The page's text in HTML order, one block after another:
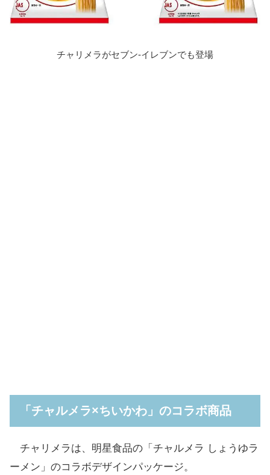
チャリメラがセブン-イレブンでも登場
「チャルメラ×ちいかわ」のコラボ商品
チャリメラは、明星食品の「チャルメラ しょうゆラ
ーメン」のコラボデザインパッケージ。